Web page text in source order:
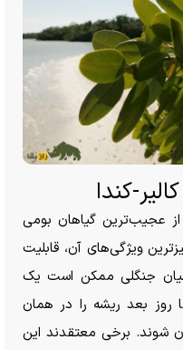
کندا
از عجیب‌ترین گیاهان بومی
ویژگی‌های آن، قابلیت
جنگلی ممکن است یک
روز بعد ریشه را در همان
شوند. برخی معتقدند این